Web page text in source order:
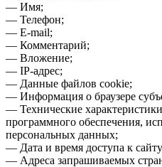
— Имя;
— Телефон;
— E-mail;
— Комментарий;
— Вложение;
— IP-адрес;
— Данные файлов cookie;
— Информация о браузере
— Технические
программного обеспечения,
персональных данных;
— Дата и время доступа к
— Адреса запрашиваемых